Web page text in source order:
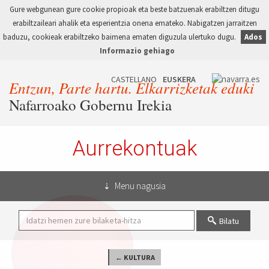
Gure webgunean gure cookie propioak eta beste batzuenak erabiltzen ditugu
erabiltzaileari ahalik eta esperientzia onena emateko. Nabigatzen jarraitzen
baduzu, cookieak erabiltzeko baimena ematen diguzula ulertuko dugu.
Ados
Informazio gehiago
Entzun, Parte hartu. Elkarrizketak eduki
Nafarroako Gobernu Irekia
Aurrekontuak
Menu nagusia
Bilatu
← KULTURA